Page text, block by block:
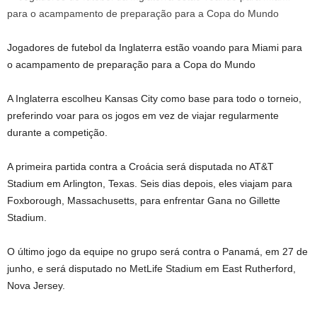
Jogadores de futebol da Inglaterra estão voando para Miami para
o acampamento de preparação para a Copa do Mundo
A Inglaterra escolheu Kansas City como base para todo o torneio,
preferindo voar para os jogos em vez de viajar regularmente
durante a competição.
A primeira partida contra a Croácia será disputada no AT&T
Stadium em Arlington, Texas. Seis dias depois, eles viajam para
Foxborough, Massachusetts, para enfrentar Gana no Gillette
Stadium.
O último jogo da equipe no grupo será contra o Panamá, em 27 de
junho, e será disputado no MetLife Stadium em East Rutherford,
Nova Jersey.